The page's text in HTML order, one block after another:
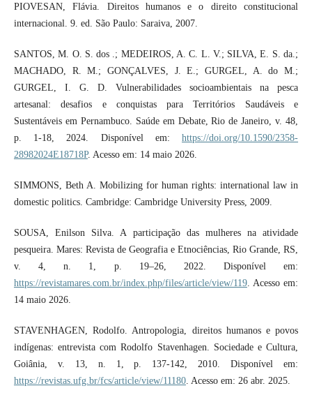
PIOVESAN, Flávia. Direitos humanos e o direito constitucional
internacional. 9. ed. São Paulo: Saraiva, 2007.
SANTOS, M. O. S. dos .; MEDEIROS, A. C. L. V.; SILVA, E. S. da.;
MACHADO, R. M.; GONÇALVES, J. E.; GURGEL, A. do M.;
GURGEL, I. G. D. Vulnerabilidades socioambientais na pesca
artesanal: desafios e conquistas para Territórios Saudáveis e
Sustentáveis em Pernambuco. Saúde em Debate, Rio de Janeiro, v. 48,
p. 1-18, 2024. Disponível em:https://doi.org/10.1590/2358-
28982024E18718P. Acesso em: 14 maio 2026.
SIMMONS, Beth A. Mobilizing for human rights: international law in
domestic politics. Cambridge: Cambridge University Press, 2009.
SOUSA, Enilson Silva. A participação das mulheres na atividade
pesqueira. Mares: Revista de Geografia e Etnociências, Rio Grande, RS,
v. 4, n. 1, p. 19–26, 2022. Disponível em:
https://revistamares.com.br/index.php/files/article/view/119. Acesso em:
14 maio 2026.
STAVENHAGEN, Rodolfo. Antropologia, direitos humanos e povos
indígenas: entrevista com Rodolfo Stavenhagen. Sociedade e Cultura,
Goiânia, v. 13, n. 1, p. 137-142, 2010. Disponível em:
https://revistas.ufg.br/fcs/article/view/11180. Acesso em: 26 abr. 2025.